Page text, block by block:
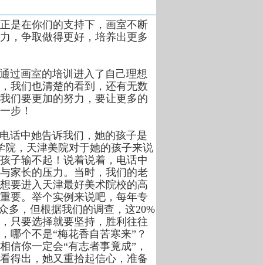
是在你们的支持下，画室不断
，争取做得更好，培养出更多
画室的培训进入了自己理想
我们也清楚的看到，还有无数
们要更加的努力，要让更多的
步！
中她告诉我们，她的孩子是
院，天津美院对于她的孩子来说
子输不起！说着说着，电话中
家长的压力。当时，我们的老
要进入天津最好美术院校的高
要。举个实例来说吧，每年专
多，但根据我们的调查，这20%
只要选择就要坚持，胜利往往
哪个不是“梅花香自苦寒来”？
信你一定会“有志者事竟成”，
得出，她又重拾起信心，准备